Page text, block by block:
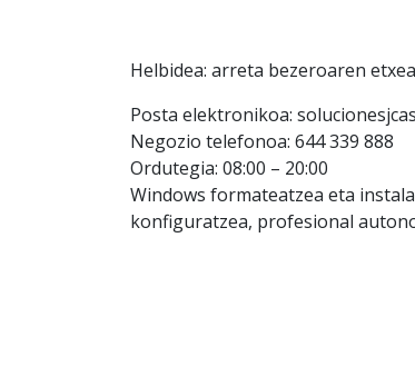
Helbidea: arreta bezeroaren
Posta elektronikoa:
Negozio telefonoa: 644 339 888
Ordutegia: 08:00 – 20:00
Windows formateatzea eta
konfiguratzea, profesional